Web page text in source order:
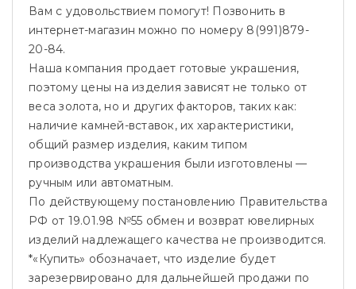
Вам с удовольствием помогут! Позвонить в
интернет-магазин можно по номеру 8(991)879-
20-84.
Наша компания продает готовые украшения,
поэтому цены на изделия зависят не только от
веса золота, но и других факторов, таких как:
наличие камней-вставок, их характеристики,
общий размер изделия, каким типом
производства украшения были изготовлены —
ручным или автоматным.
По действующему постановлению Правительства
РФ от 19.01.98 №55 обмен и возврат ювелирных
изделий надлежащего качества не производится.
*«Купить» обозначает, что изделие будет
зарезервировано для дальнейшей продажи по